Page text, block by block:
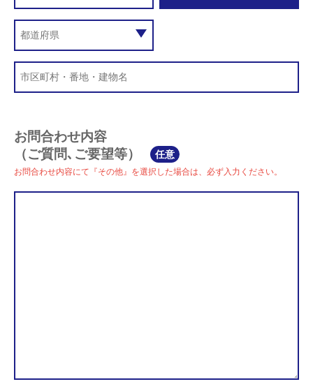
お問合わせ内容
（ご質問､ご要望等）
任意
お問合わせ内容にて『その他』を選択した場合は、必ず入力ください。